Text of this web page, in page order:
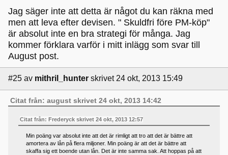
Jag säger inte att detta är något du kan räkna med
men att leva efter devisen. " Skuldfri före PM-köp"
är absolut inte en bra strategi för många. Jag
kommer förklara varför i mitt inlägg som svar till
August post.
#25 av mithril_hunter skrivet 24 okt, 2013 15:49
Citat från: august skrivet 24 okt, 2013 14:42
Citat från: Frederyck skrivet 24 okt, 2013 12:57
Min poäng var absolut inte att det är rimligt att tro att det är bättre att
amortera av lån på flera miljoner. Min poäng är att det är bättre att
skaffa sig ett boende utan lån. Det är inte samma sak. Att hoppas på att